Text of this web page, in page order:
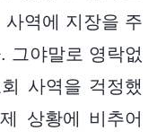
역에 지장을 주
그야말로 영락없
사역을 걱정했
상황에 비추어